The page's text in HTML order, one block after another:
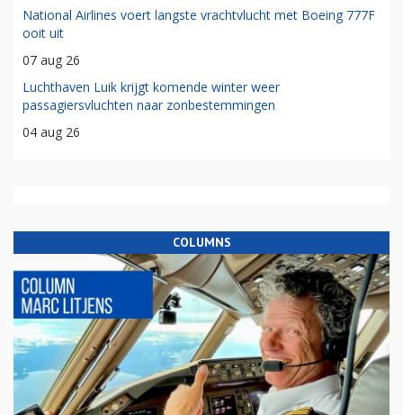
National Airlines voert langste vrachtvlucht met Boeing 777F
ooit uit
07 aug 26
Luchthaven Luik krijgt komende winter weer
passagiersvluchten naar zonbestemmingen
04 aug 26
COLUMNS